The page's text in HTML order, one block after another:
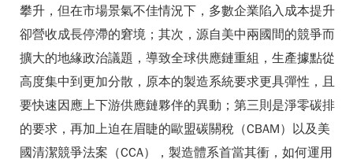
攀升，但在市場景氣不佳情況下，多數企業陷入成本提升
卻營收成長停滯的窘境；其次，源自美中兩國間的競爭而
擴大的地緣政治議題，導致全球供應鏈重組，生產據點從
高度集中到更加分散，原本的製造系統要求更具彈性，且
要快速因應上下游供應鏈夥伴的異動；第三則是淨零碳排
的要求，再加上迫在眉睫的歐盟碳關稅（CBAM）以及美
國清潔競爭法案（CCA），製造體系首當其衝，如何運用